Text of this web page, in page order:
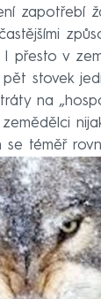
zapotřebí
přesto v
stovek
na
se téměř